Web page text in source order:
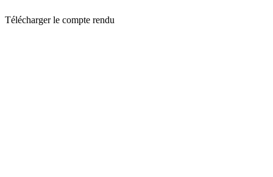
Télécharger le compte rendu